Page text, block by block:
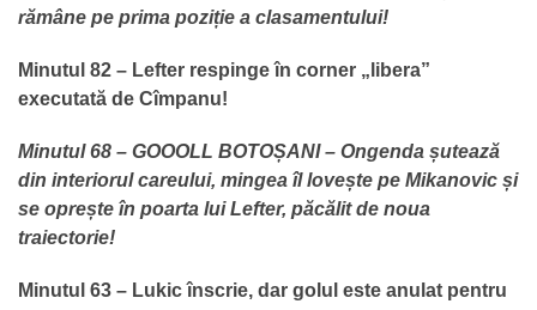
rămâne pe prima poziție a clasamentului!
Minutul 82 – Lefter respinge în corner „libera”
executată de Cîmpanu!
Minutul 68 – GOOOLL BOTOȘANI – Ongenda șutează
din interiorul careului, mingea îl lovește pe Mikanovic și
se oprește în poarta lui Lefter, păcălit de noua
traiectorie!
Minutul 63 – Lukic înscrie, dar golul este anulat pentru